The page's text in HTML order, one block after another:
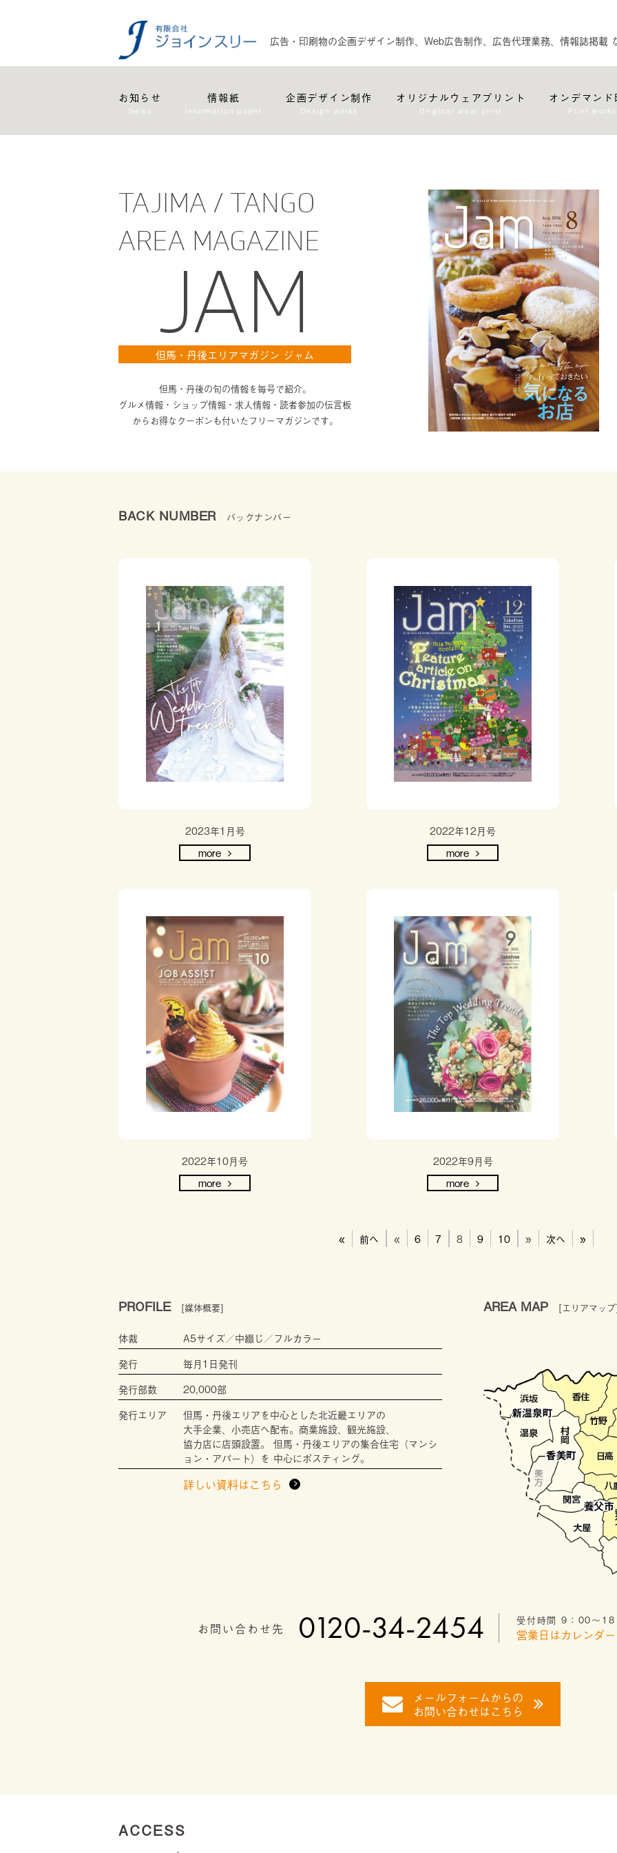
広告・印刷物の企画デザイン制作、Web広告制作、広告代理業務、情報誌掲載
お知らせ
News
情報紙
Information paper
企画デザイン制作
Design works
オリジナルウェアプリント
Original wear print
オンデマンド
Print works
TAJIMA / TANGO
AREA MAGAZINE
JAM
但馬・丹後エリアマガジン ジャム
但馬・丹後の旬の情報を毎号で紹介。
グルメ情報・ショップ情報・求人情報・読者参加の伝言板
からお得なクーポンも付いたフリーマガジンです。
BACK NUMBER バックナンバー
2023年1月号
more
2022年12月号
more
2022年10月号
more
2022年9月号
more
« 前へ « 6 7 8 9 10 » 次へ »
PROFILE [媒体概要]
体裁
A5サイズ／中綴じ／フルカラー
発行
毎月1日発刊
発行部数
20,000部
発行エリア
但馬・丹後エリアを中心とした北近畿エリアの
大手企業、小売店へ配布。商業施設、観光施設、
協力店に店頭設置。 但馬・丹後エリアの集合住宅（マンシ
ョン・アパート）を 中心にポスティング。
詳しい資料はこちら
AREA MAP [エリアマッ
お問い合わせ先 0120-34-2454 受付時間 9：00〜
営業日はカレンダ
メールフォームからの
お問い合わせはこちら
ACCESS